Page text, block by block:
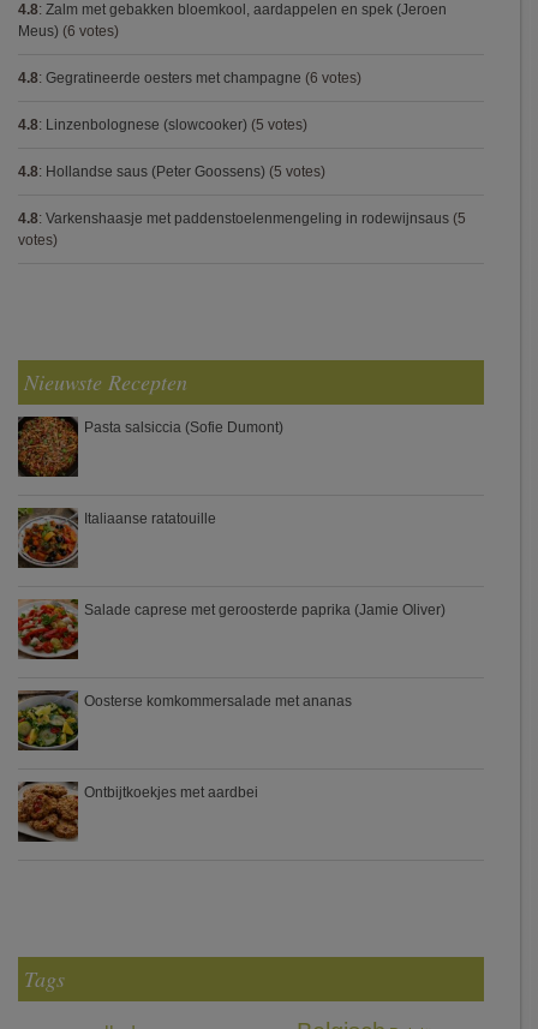
4.8: Zalm met gebakken bloemkool, aardappelen en spek (Jeroen
Meus) (6 votes)
4.8: Gegratineerde oesters met champagne (6 votes)
4.8: Linzenbolognese (slowcooker) (5 votes)
4.8: Hollandse saus (Peter Goossens) (5 votes)
4.8: Varkenshaasje met paddenstoelenmengeling in rodewijnsaus (5
votes)
Nieuwste Recepten
Pasta salsiccia (Sofie Dumont)
Italiaanse ratatouille
Salade caprese met geroosterde paprika (Jamie Oliver)
Oosterse komkommersalade met ananas
Ontbijtkoekjes met aardbei
Tags